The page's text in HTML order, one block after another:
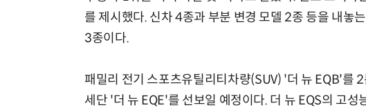
를 제시했다. 신차 4종과 부분 변경 모델 2종 등을 내놓
3종이다.
패밀리 전기 스포츠유틸리티차량(SUV) '더 뉴 EQB'를
세단 '더 뉴 EQE'를 선보일 예정이다. 더 뉴 EQS의 고